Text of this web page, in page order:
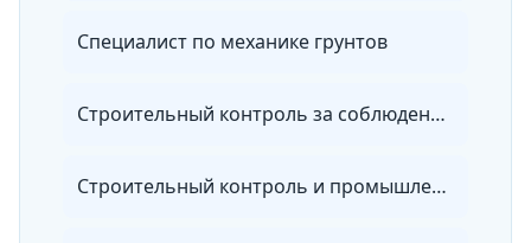
Специалист по механике грунтов
Строительный контроль за соблюдением проектных решений и качеством строительства
Строительный контроль и промышленная безопасность